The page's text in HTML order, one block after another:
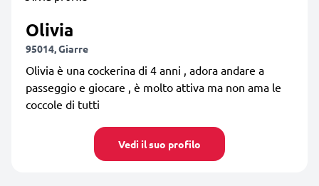
Olivia
95014, Giarre
Olivia è una cockerina di 4 anni , adora andare a
passeggio e giocare , è molto attiva ma non ama le
coccole di tutti
Vedi il suo profilo